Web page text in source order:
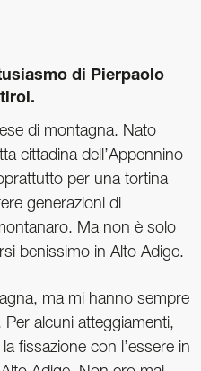
di ­Pierpaolo
di montagna. Nato
cittadina dell’Appennino
per una tortina
generazioni di
Ma non è solo
benissimo in Alto Adige.
ma mi hanno sempre
alcuni atteggiamenti,
fissazione con l’essere in